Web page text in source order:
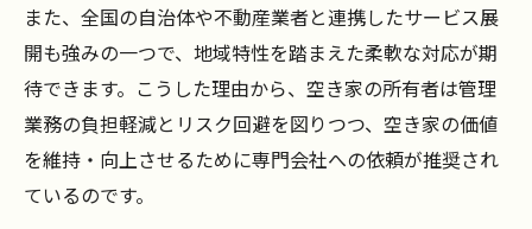
また、全国の自治体や不動産業者と連携したサービス展
開も強みの一つで、地域特性を踏まえた柔軟な対応が期
待できます。こうした理由から、空き家の所有者は管理
業務の負担軽減とリスク回避を図りつつ、空き家の価値
を維持・向上させるために専門会社への依頼が推奨され
ているのです。